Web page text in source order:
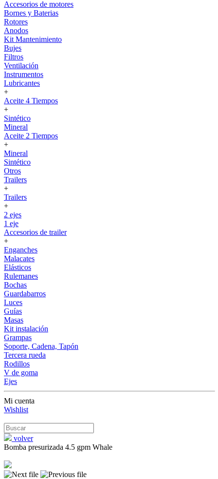
Accesorios de motores
Bornes y Baterias
Rotores
Anodos
Kit Mantenimiento
Bujes
Filtros
Ventilación
Instrumentos
Lubricantes
+
Aceite 4 Tiempos
+
Sintético
Mineral
Aceite 2 Tiempos
+
Mineral
Sintético
Otros
Trailers
+
Trailers
+
2 ejes
1 eje
Accesorios de trailer
+
Enganches
Malacates
Elásticos
Rulemanes
Bochas
Guardabarros
Luces
Guías
Masas
Kit instalación
Grampas
Soporte, Cadena, Tapón
Tercera rueda
Rodillos
V de goma
Ejes
Mi cuenta
Wishlist
volver
Bomba presurizada 4.5 gpm Whale